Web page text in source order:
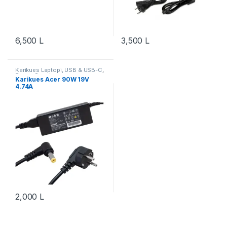
6,500 L 3,500 L
Karikues Laptopi, USB & USB-C,
Power Supply
Karikues Acer 90W 19V
4.74A
2,000 L